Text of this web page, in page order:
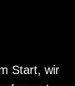
Start, wir